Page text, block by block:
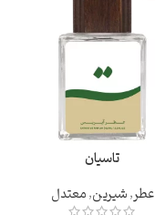
تاسیان
عطر,شیرین,معتدل